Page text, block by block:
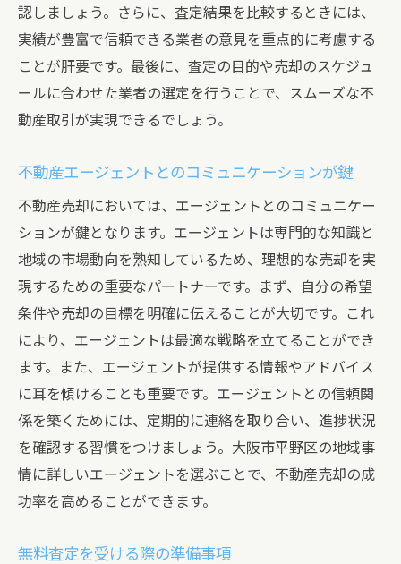
査定後の売却戦略を立てる
最大の利益を得るための計画立案
無料査定結果をもとにした市場分析
大阪市平野区での不動産売却無料査定を受ける
際の注意点
査定時の質問や確認事項一覧
無料査定に潜むリスクとその回避法
結果に基づいた適切なアクションを起こす
成功する不動産取引を実現するための無料査定
の活用術
査定を基にした戦略的な売却準備
不動産取引を成功に導くためのチェックリ
スト
査定結果を活かした市場での差別化戦略
取引成功のためのスケジュール管理
認しましょう。さらに、査定結果を比較するときには、
実績が豊富で信頼できる業者の意見を重点的に考慮する
ことが肝要です。最後に、査定の目的や売却のスケジュ
ールに合わせた業者の選定を行うことで、スムーズな不
動産取引が実現できるでしょう。
不動産エージェントとのコミュニケーションが鍵
不動産売却においては、エージェントとのコミュニケー
ションが鍵となります。エージェントは専門的な知識と
地域の市場動向を熟知しているため、理想的な売却を実
現するための重要なパートナーです。まず、自分の希望
条件や売却の目標を明確に伝えることが大切です。これ
により、エージェントは最適な戦略を立てることができ
ます。また、エージェントが提供する情報やアドバイス
に耳を傾けることも重要です。エージェントとの信頼関
係を築くためには、定期的に連絡を取り合い、進捗状況
を確認する習慣をつけましょう。大阪市平野区の地域事
情に詳しいエージェントを選ぶことで、不動産売却の成
功率を高めることができます。
無料査定を受ける際の準備事項